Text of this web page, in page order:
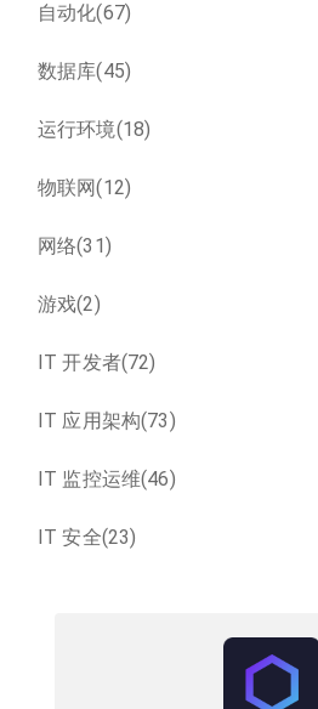
自动化(67)
数据库(45)
运行环境(18)
物联网(12)
网络(31)
游戏(2)
IT 开发者(72)
IT 应用架构(73)
IT 监控运维(46)
IT 安全(23)